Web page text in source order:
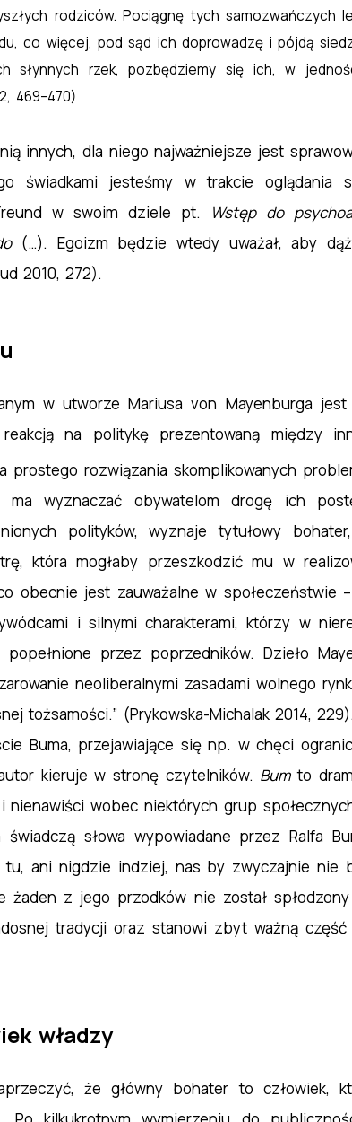
rodziców. Pociągnę tych samozwańczych
co więcej, pod sąd ich doprowadzę i pójdą
słynnych rzek, pozbędziemy się ich, w
469–470)
innych, dla niego najważniejsze jest
świadkami jesteśmy w trakcie oglądania
w swoim dziele pt.
Wstęp do
(…). Egoizm będzie wtedy uważał, aby
2010, 272).
w utworze Mariusa von Mayenburga
na politykę prezentowaną między
prostego rozwiązania skomplikowanych
wyznaczać obywatelom drogę ich
polityków, wyznaje tytułowy
która mogłaby przeszkodzić mu w
obecnie jest zauważalne w społeczeństwie
i silnymi charakterami, którzy w
popełnione przez poprzedników. Dzieło
neoliberalnymi zasadami wolnego
tożsamości.” (Prykowska-Michalak 2014, 229).
Buma, przejawiające się np. w chęci
kieruje w stronę czytelników. Bumto
nienawiści wobec niektórych grup
słowa wypowiadane przez Ralfa
ani nigdzie indziej, nas by zwyczajnie nie
żaden z jego przodków nie został
tradycji oraz stanowi zbyt ważną
władzy
że główny bohater to człowiek,